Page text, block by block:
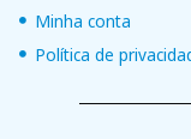
Minha conta
Política de